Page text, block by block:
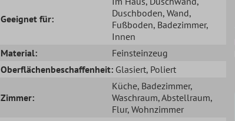
Geeignet für:
Duschboden, Wand,
Fußboden, Badezimmer,
Innen
Material:
Feinsteinzeug
Oberflächenbeschaffenheit: Glasiert, Poliert
Zimmer:
Küche, Badezimmer,
Waschraum, Abstellraum,
Flur, Wohnzimmer